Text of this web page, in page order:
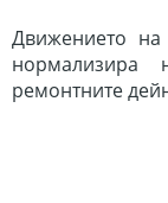
Движението
нормализира
ремонтните